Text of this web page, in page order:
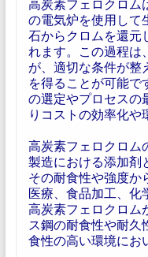
高炭素フェロクロム
の電気炉を使用して
石からクロムを還元
れます。この過程は
が、適切な条件が整
を得ることが可能で
の選定やプロセスの
りコストの効率化や
高炭素フェロクロム
製造における添加剤
その耐食性や強度か
医療、食品加工、化
高炭素フェロクロム
ス鋼の耐食性や耐久
食性の高い環境にお